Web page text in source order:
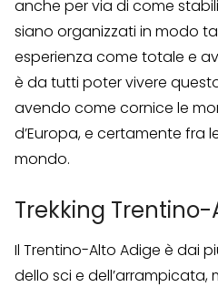
anche per via di come
siano organizzati in modo
esperienza come totale e
è da tutti poter vivere
avendo come cornice le
d’Europa, e certamente fra
mondo.
Trekking
Il Trentino-Alto Adige è dai
dello sci e dell’arrampicata,